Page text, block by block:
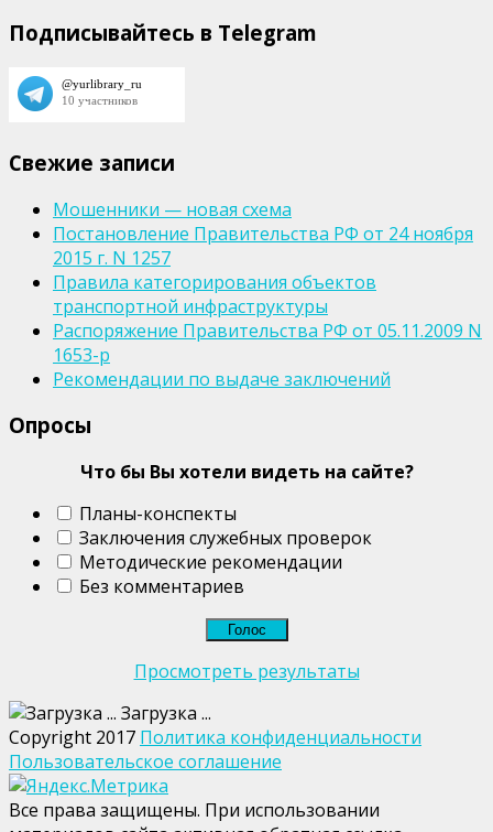
Подписывайтесь в Telegram
Свежие записи
Мошенники — новая схема
Постановление Правительства РФ от 24 ноября
2015 г. N 1257
Правила категорирования объектов
транспортной инфраструктуры
Распоряжение Правительства РФ от 05.11.2009 N
1653-р
Рекомендации по выдаче заключений
Опросы
Что бы Вы хотели видеть на сайте?
Планы-конспекты
Заключения служебных проверок
Методические рекомендации
Без комментариев
Просмотреть результаты
Загрузка ...
Copyright 2017 Политика конфиденциальности
Пользовательское соглашение
Все права защищены. При использовании